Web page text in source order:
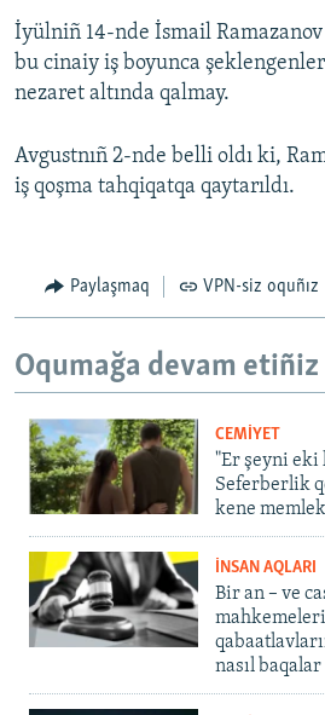
İyülniñ 14-nde İsmail Ramazanov
bu cinaiy iş boyunca
nezaret altında qalmay.
Avgustnıñ 2-nde belli oldı ki,
iş qoşma tahqiqatqa qaytarıldı.
Paylaşmaq VPN-siz oquñız
Oqumağa devam etiñiz
CEMİYET
"Er şeyni eki
Seferberlik
kene
İNSAN AQLARI
Bir an – ve
nasıl baqalar